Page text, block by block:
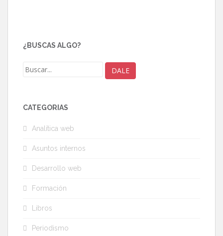
¿BUSCAS ALGO?
CATEGORÍAS
Analítica web
Asuntos internos
Desarrollo web
Formación
Libros
Periodismo